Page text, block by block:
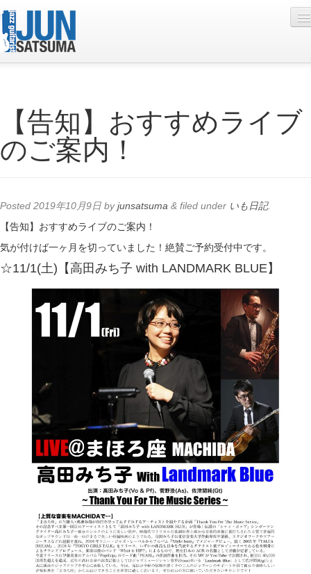
Live Schedule
Discography
Contact
YouTube
【告知】おすすめライブ
のご案内！
Posted 2019年10月9日 byjunsatsuma & filed under いも日記.
【告知】おすすめライブのご案内！
気が付けば一ヶ月を切っていました！絶賛ご予約受付中です。
☆11/1(土)【高田みち子 with LANDMARK BLUE】